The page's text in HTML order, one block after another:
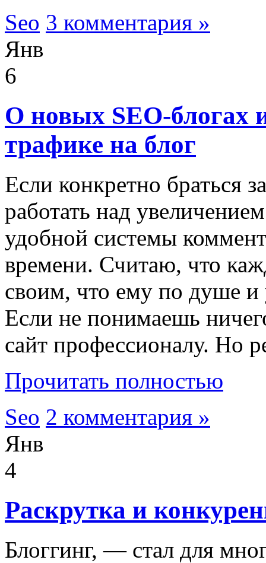
Seo 3 комментария »
Янв
6
О новых SEO-блогах
трафике на блог
Если конкретно браться
работать над
удобной системы
времени. Считаю, что
своим, что ему по душе и
Если не понимаешь
сайт профессионалу. Но
Прочитать полностью
Seo 2 комментария »
Янв
4
Раскрутка и
Блоггинг, — стал для